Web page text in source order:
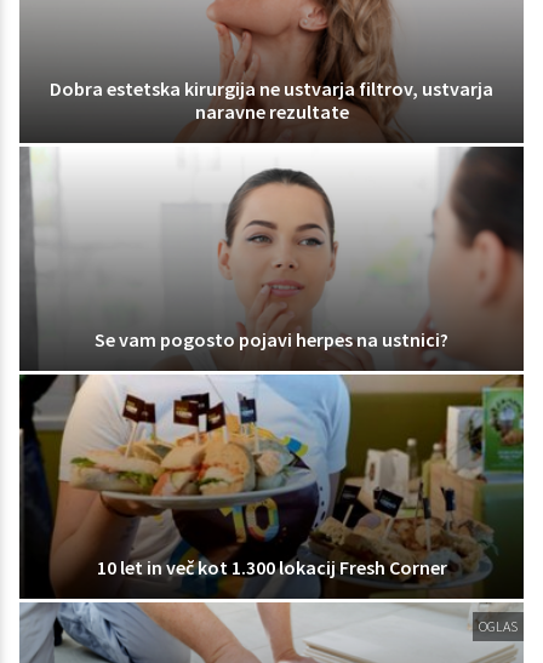
Dobra estetska kirurgija ne ustvarja filtrov, ustvarja
naravne rezultate
Se vam pogosto pojavi herpes na ustnici?
10 let in več kot 1.300 lokacij Fresh Corner
OGLAS